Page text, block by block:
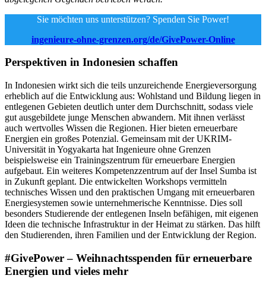
Sie möchten uns unterstützen? Spenden Sie Power!
ingenieure-ohne-grenzen.org/de/GivePower-Online
Perspektiven in Indonesien schaffen
In Indonesien wirkt sich die teils unzureichende Energieversorgung
erheblich auf die Entwicklung aus: Wohlstand und Bildung liegen in
entlegenen Gebieten deutlich unter dem Durchschnitt, sodass viele
gut ausgebildete junge Menschen abwandern. Mit ihnen verlässt
auch wertvolles Wissen die Regionen. Hier bieten erneuerbare
Energien ein großes Potenzial. Gemeinsam mit der UKRIM-
Universität in Yogyakarta hat Ingenieure ohne Grenzen
beispielsweise ein Trainingszentrum für erneuerbare Energien
aufgebaut. Ein weiteres Kompetenzzentrum auf der Insel Sumba ist
in Zukunft geplant. Die entwickelten Workshops vermitteln
technisches Wissen und den praktischen Umgang mit erneuerbaren
Energiesystemen sowie unternehmerische Kenntnisse. Dies soll
besonders Studierende der entlegenen Inseln befähigen, mit eigenen
Ideen die technische Infrastruktur in der Heimat zu stärken. Das hilft
den Studierenden, ihren Familien und der Entwicklung der Region.
#GivePower – Weihnachtsspenden für erneuerbare
Energien und vieles mehr